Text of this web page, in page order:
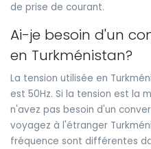
de prise de courant.
Ai-je besoin d'un
en Turkménistan?
La tension utilisée en
est 50Hz. Si la tension est la
n'avez pas besoin d'un
voyagez à l'étranger
fréquence sont différentes